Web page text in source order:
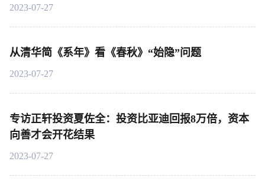
2023-07-27
从清华简《系年》看《春秋》“始隐”问题
2023-07-27
专访正轩投资夏佐全：投资比亚迪回报8万倍，资本
向善才会开花结果
2023-07-27